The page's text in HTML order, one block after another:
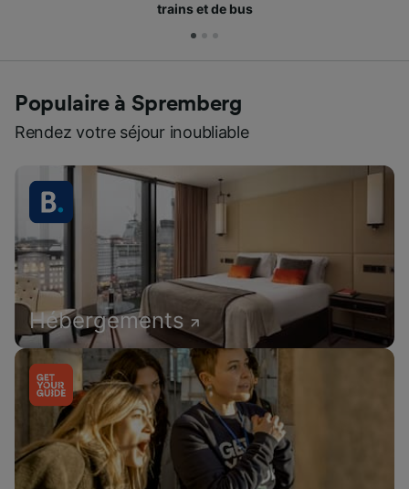
trains et de bus
Populaire à Spremberg
Rendez votre séjour inoubliable
Hébergements